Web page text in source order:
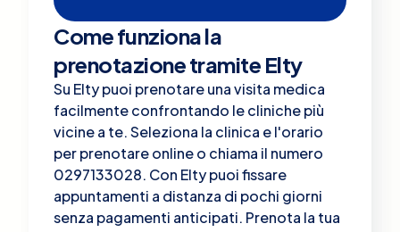
Come funziona la
prenotazione tramite Elty
Su Elty puoi prenotare una visita medica
facilmente confrontando le cliniche più
vicine a te. Seleziona la clinica e l'orario
per prenotare online o chiama il numero
0297133028. Con Elty puoi fissare
appuntamenti a distanza di pochi giorni
senza pagamenti anticipati. Prenota la tua